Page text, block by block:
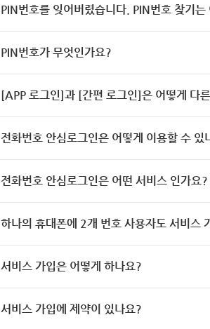
PIN번호를 잊어버렸습니다. PIN번호 찾기는
PIN번호가 무엇인가요?
[APP 로그인]과 [간편 로그인]은 어떻게 다
전화번호 안심로그인은 어떻게 이용할 수 있
전화번호 안심로그인은 어떤 서비스 인가요?
하나의 휴대폰에 2개 번호 사용자도 서비스
서비스 가입은 어떻게 하나요?
서비스 가입에 제약이 있나요?